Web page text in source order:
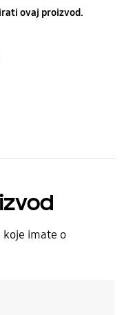
ovaj proizvod.
imate o